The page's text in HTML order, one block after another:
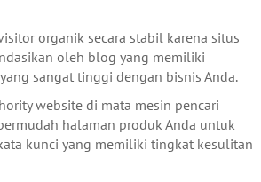
organik secara stabil karena situs
oleh blog yang memiliki
sangat tinggi dengan bisnis Anda.
website di mata mesin pencari
halaman produk Anda untuk
kunci yang memiliki tingkat kesulitan